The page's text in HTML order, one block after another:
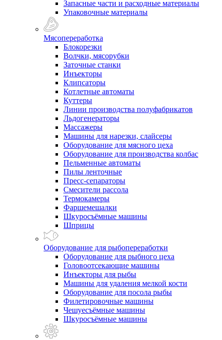
Запасные части и расходные материалы
Упаковочные материалы
Мясопереработка
Блокорезки
Волчки, мясорубки
Заточные станки
Инъекторы
Клипсаторы
Котлетные автоматы
Куттеры
Линии производства полуфабрикатов
Льдогенераторы
Массажеры
Машины для нарезки, слайсеры
Оборудование для мясного цеха
Оборудование для производства колбас
Пельменные автоматы
Пилы ленточные
Пресс-сепараторы
Смесители рассола
Термокамеры
Фаршемешалки
Шкуросъёмные машины
Шприцы
Оборудование для рыбопереработки
Оборудование для рыбного цеха
Головоотсекающие машины
Инъекторы для рыбы
Машины для удаления мелкой кости
Оборудование для посола рыбы
Филетировочные машины
Чешуесъёмные машины
Шкуросъёмные машины